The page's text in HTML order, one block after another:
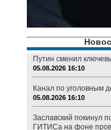
Путин сменил
05.08.2026 16:10
Канал по уголовным
05.08.2026 16:10
Заславский покинул
ГИТИСа на фоне